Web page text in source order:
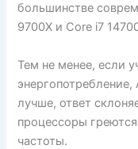
большинстве
9700X и Core i7
Тем не менее, если
лучше, ответ
процессоры
частоты.